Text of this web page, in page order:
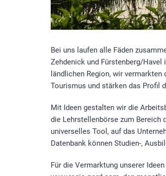
Bei uns laufen alle Fäden
Zehdenick und Fürstenberg/
ländlichen Region, wir
Tourismus und stärken das Profil
Mit Ideen gestalten wir die
die Lehrstellenbörse zum Bereich
universelles Tool, auf das
Datenbank können Studien-,
Für die Vermarktung unserer